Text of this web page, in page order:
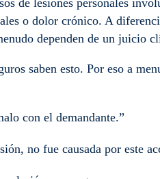
de lesiones personales
o dolor crónico. A
dependen de un juicio
saben esto. Por eso a
con el demandante.”
no fue causada por este